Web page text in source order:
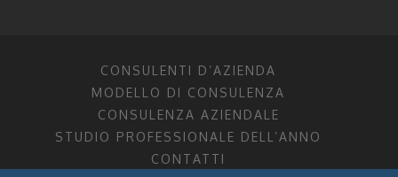
CONSULENTI D’AZIENDA
MODELLO DI CONSULENZA
CONSULENZA AZIENDALE
STUDIO PROFESSIONALE DELL’ANNO
CONTATTI